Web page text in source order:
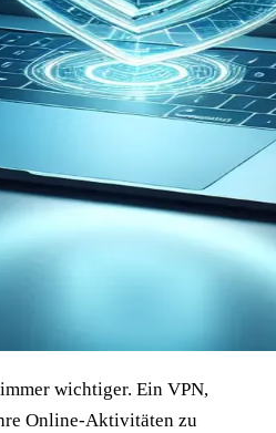
wichtiger. Ein VPN,
Online-Aktivitäten zu